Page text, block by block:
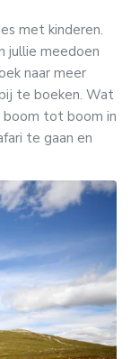
met kinderen.
jullie meedoen
naar meer
te boeken. Wat
boom tot boom in
te gaan en